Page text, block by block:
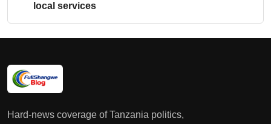
local services
Hard-news coverage of Tanzania politics,